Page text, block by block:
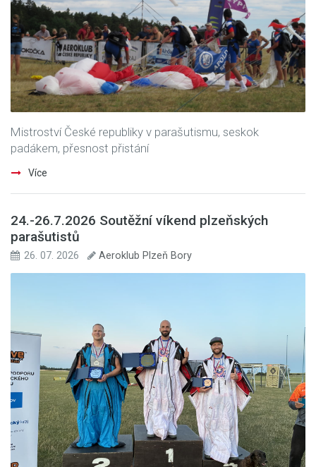
Mistroství České republiky v parašutismu, seskok
padákem, přesnost přistání
Více
24.-26.7.2026 Soutěžní víkend plzeňských
parašutistů
26. 07. 2026 Aeroklub Plzeň Bory